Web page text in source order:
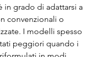
in grado di adattarsi a
convenzionali o
I modelli spesso
peggiori quando i